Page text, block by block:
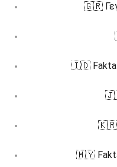
🇬🇷
🇮🇩 Fakta
🇰🇷
🇲🇾 Fakta